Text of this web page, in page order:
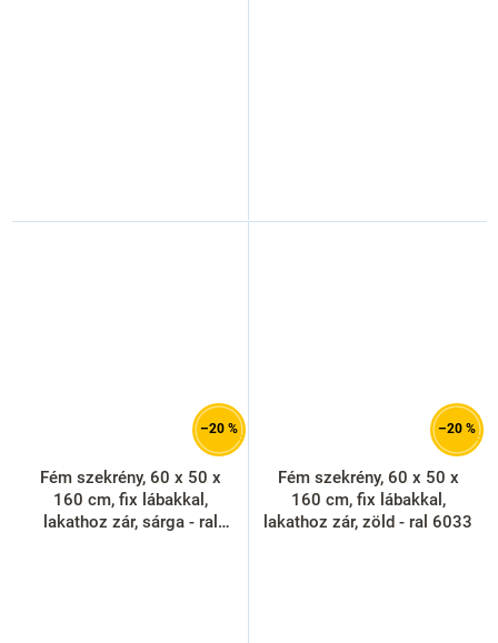
–20 %
Fém szekrény, 60 x 50 x
160 cm, fix lábakkal,
lakathoz zár, sárga - ral
–20 %
Fém szekrény, 60 x 50 x
160 cm, fix lábakkal,
lakathoz zár, zöld - ral 6033